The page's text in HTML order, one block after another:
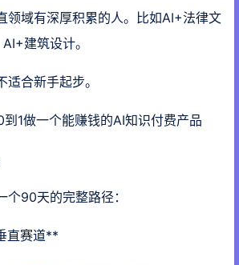
领域有深厚积累的人。比如AI+法律文
建筑设计。
合新手起步。
1做一个能赚钱的AI知识付费产品
90天的完整路径：
直赛道**